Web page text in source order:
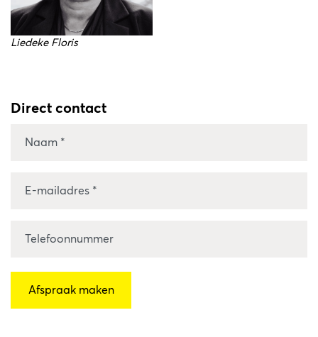
Liedeke Floris
Direct contact